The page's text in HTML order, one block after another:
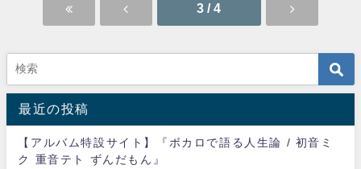
3 / 4
最近の投稿
【アルバム特設サイト】『ボカロで語る人生論 / 初音ミ
ク 重音テト ずんだもん』